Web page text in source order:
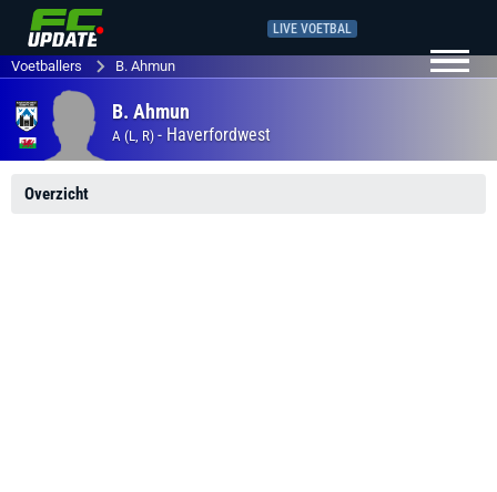
LIVE VOETBAL
Voetballers B. Ahmun
B. Ahmun
A (L, R) - Haverfordwest
Overzicht